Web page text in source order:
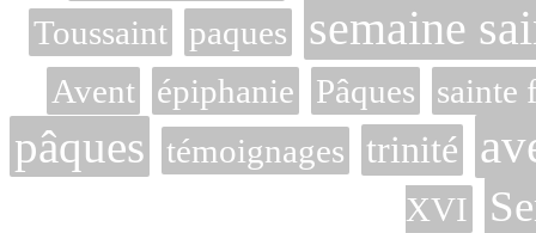
Toussaint paques semaine
Avent épiphanie Pâques sainte
pâques témoignages trinité
XVI